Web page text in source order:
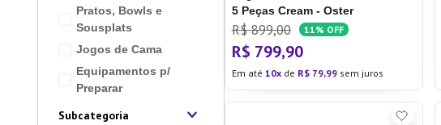
Pratos, Bowls e
Sousplats
Jogos de Cama
Equipamentos p/
Preparar
Servir Mesa
Subcategoria
5 Peças Cream - Oster
R$ 899,00 11% OFF
R$ 799,90
Em até 10 de R$ 79,99sem juros